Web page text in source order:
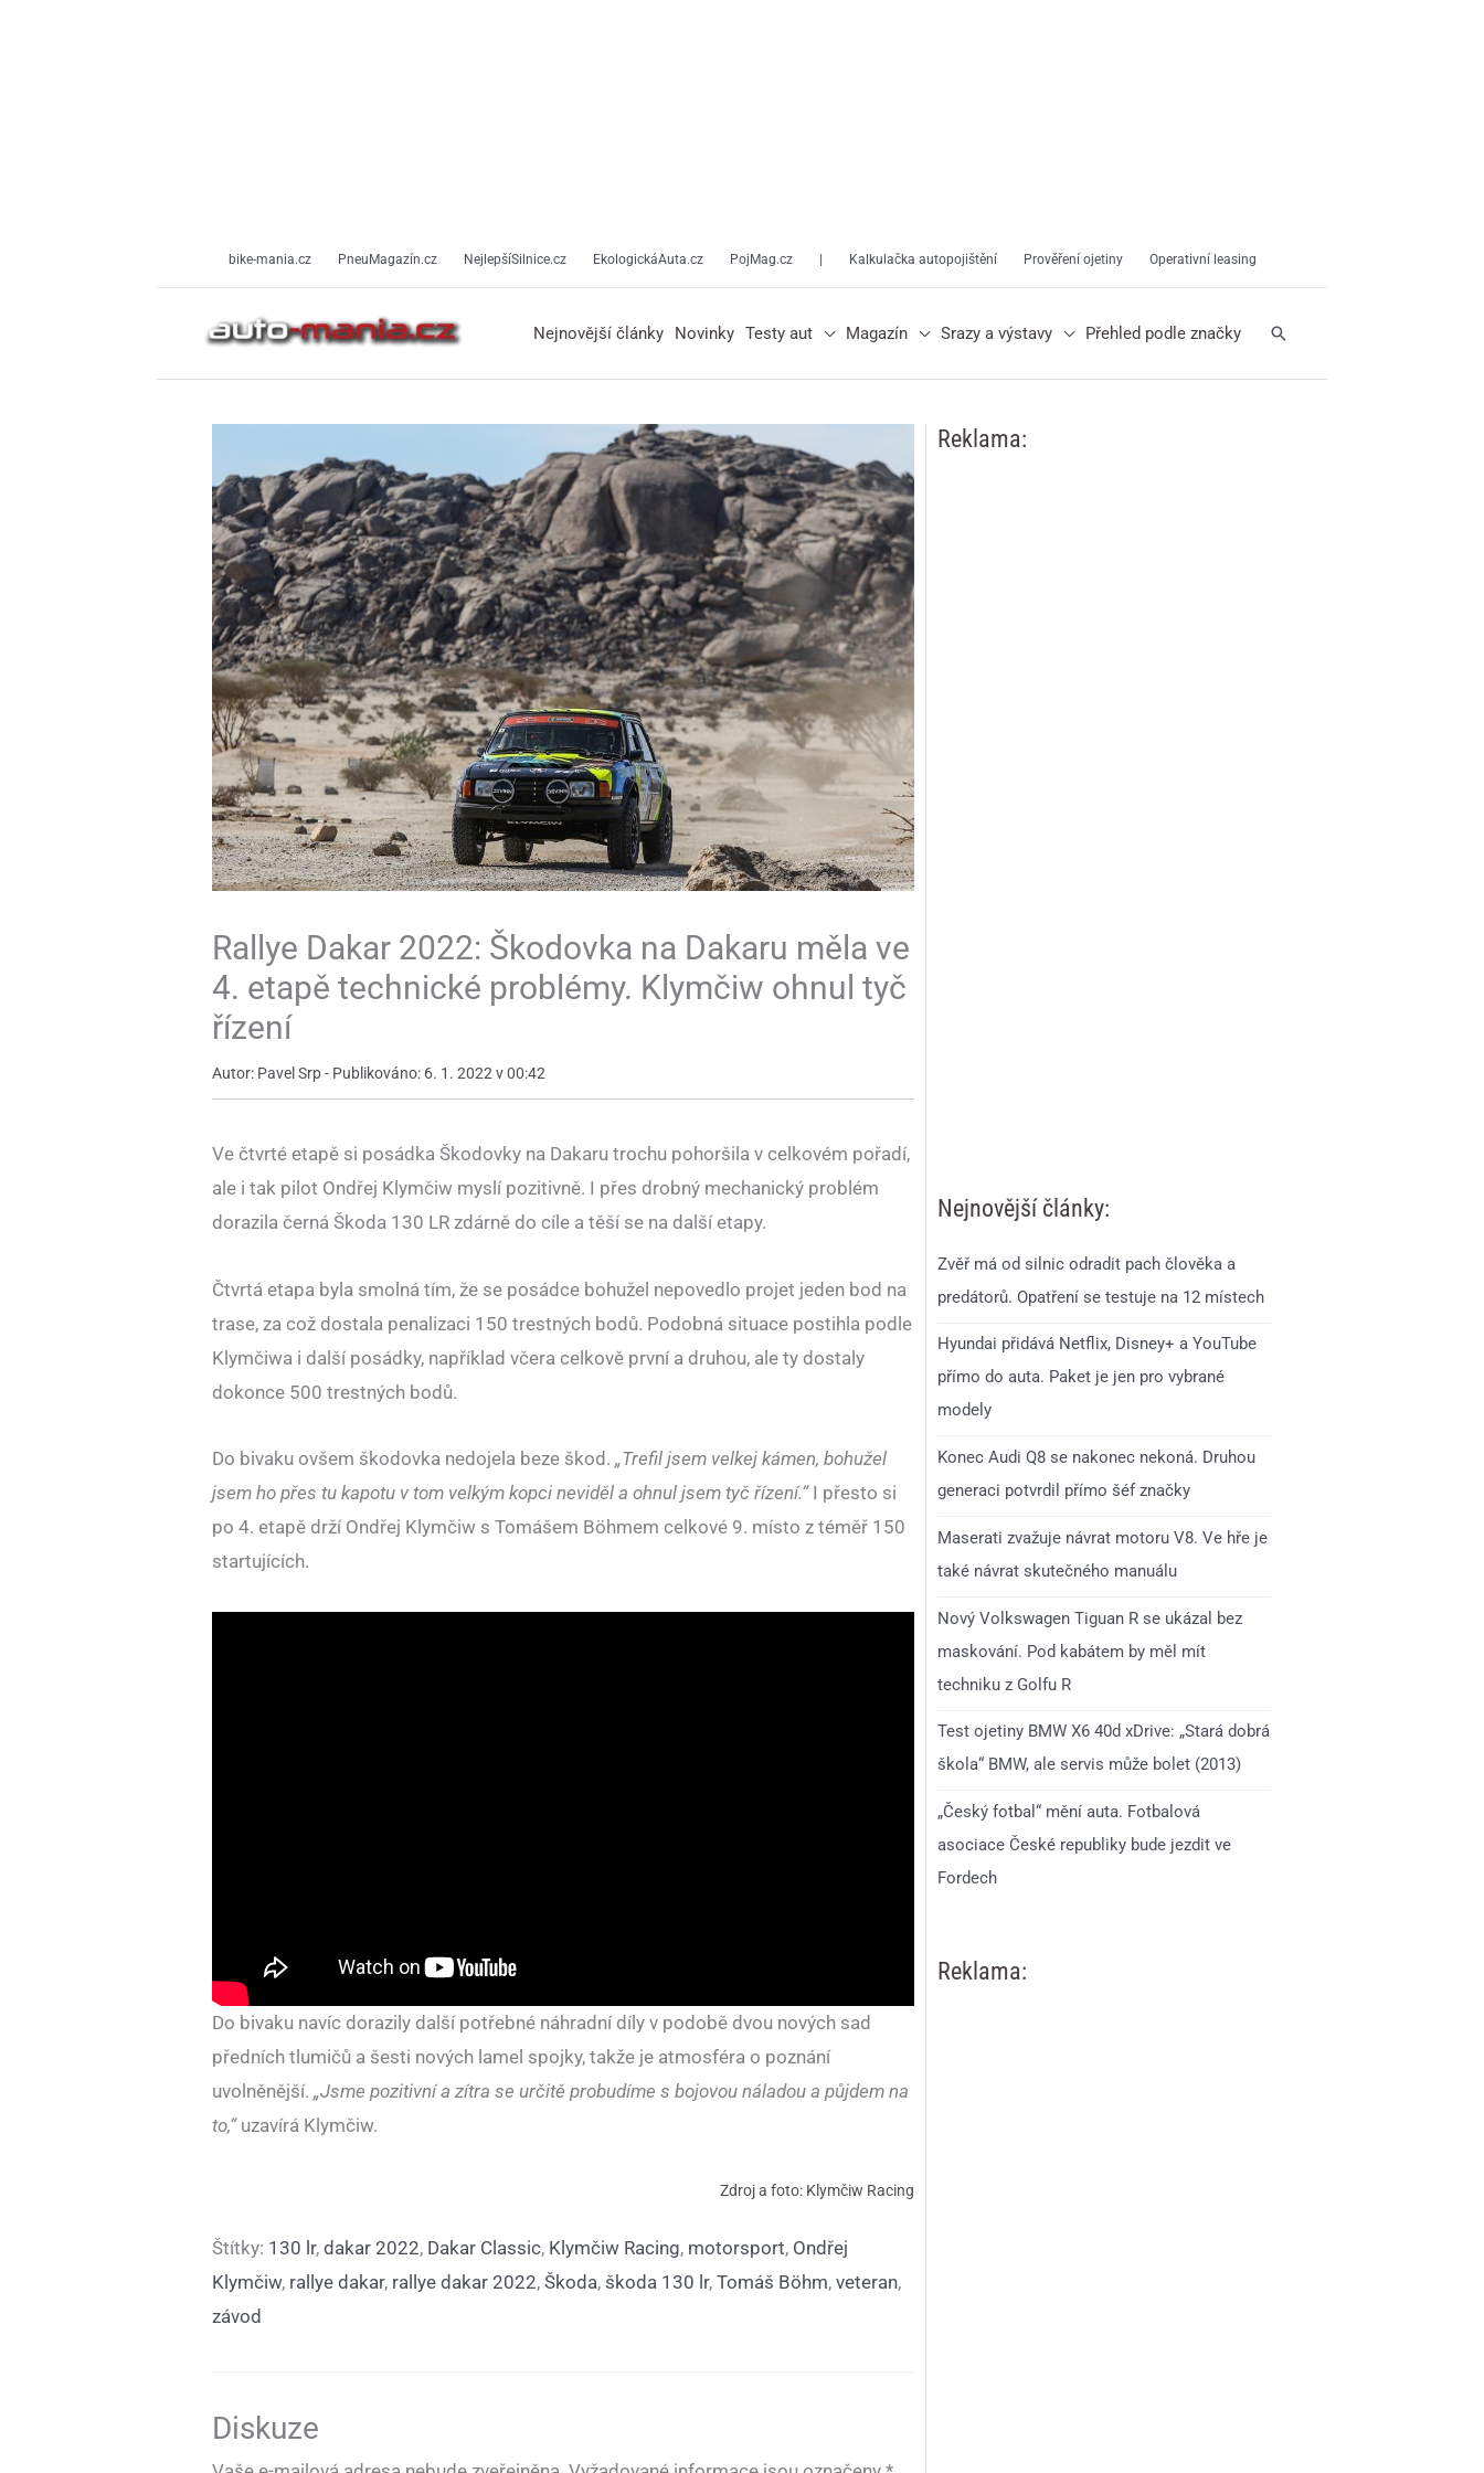
bike-mania.cz PneuMagazín.cz NejlepšíSilnice.cz EkologickáAuta.cz PojMag.cz Kalkulačka autopojištění Prověření ojetiny Operativní leasing
Nejnovější články Novinky Testy aut Magazín Srazy a výstavy Přehled podle značky Hledat
Rallye Dakar 2022: Škodovka na Dakaru měla ve
4. etapě technické problémy. Klymčiw ohnul tyč
řízení
Autor: Pavel Srp - Publikováno: 6. 1. 2022 v 00:42
Ve čtvrté etapě si posádka Škodovky na Dakaru trochu pohoršila v celkovém pořadí,
ale i tak pilot Ondřej Klymčiw myslí pozitivně. I přes drobný mechanický problém
dorazila černá Škoda 130 LR zdárně do cíle a těší se na další etapy.
Čtvrtá etapa byla smolná tím, že se posádce bohužel nepovedlo projet jeden bod na
trase, za což dostala penalizaci 150 trestných bodů. Podobná situace postihla podle
Klymčiwa i další posádky, například včera celkově první a druhou, ale ty dostaly
dokonce 500 trestných bodů.
Do bivaku ovšem škodovka nedojela beze škod. „Trefil jsem velkej kámen, bohužel
jsem ho přes tu kapotu v tom velkým kopci neviděl a ohnul jsem tyč řízení.“I přesto si
po 4. etapě drží Ondřej Klymčiw s Tomášem Böhmem celkové 9. místo z téměř 150
startujících.
Do bivaku navíc dorazily další potřebné náhradní díly v podobě dvou nových sad
předních tlumičů a šesti nových lamel spojky, takže je atmosféra o poznání
uvolněnější. „Jsme pozitivní a zítra se určitě probudíme s bojovou náladou a půjdem na
to,“uzavírá Klymčiw.
Zdroj a foto: Klymčiw Racing
Štítky: 130 lr, dakar 2022, Dakar Classic, Klymčiw Racing, motorsport, Ondřej
Klymčiw, rallye dakar, rallye dakar 2022, Škoda, škoda 130 lr, Tomáš Böhm, veteran,
závod
Diskuze
Reklama:
Nejnovější články:
Zvěř má od silnic odradit pach člověka a
predátorů. Opatření se testuje na 12 místech
Hyundai přidává Netflix, Disney+ a YouTube
přímo do auta. Paket je jen pro vybrané
modely
Konec Audi Q8 se nakonec nekoná. Druhou
generaci potvrdil přímo šéf značky
Maserati zvažuje návrat motoru V8. Ve hře je
také návrat skutečného manuálu
Nový Volkswagen Tiguan R se ukázal bez
maskování. Pod kabátem by měl mít
techniku z Golfu R
Test ojetiny BMW X6 40d xDrive: „Stará dobrá
škola“ BMW, ale servis může bolet (2013)
„Český fotbal“ mění auta. Fotbalová
asociace České republiky bude jezdit ve
Fordech
Reklama: